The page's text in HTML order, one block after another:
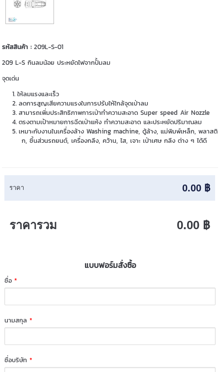
รหัสสินค้า :209L-S-01
209 L-S กินลมน้อย ประหยัดไฟจากปั้มลม
จุดเด่น
ให้ลมแรงและเร็ว
ลดการสูญเสียความแรงในการปรับให้ใกล้จุดเป่าลม
สามารถเพิ่มประสิทธิภาพการเป่าทำความสะอาด Super speed Air Nozzle
ตรงตามเป้าหมายการฉีดเป่าแห้ง ทำความสะอาด และประหยัดปริมาณลม
เหมาะกับงานในเครื่องล้าง Washing machine, ตู้ล้าง, แม่พิมพ์เหล็ก, พลาสติ
ก, ชิ้นส่วนรถยนต์, เครื่องกลึง, คว้าน, ไส, เจาะ เป่าเศษ กลึง ต่าง ๆ ได้ดี
ราคา 0.00 ฿
ราคารวม 0.00 ฿
แบบฟอร์มสั่งซื้อ
ชื่อ*
นามสกุล*
ชื่อบริษัท*